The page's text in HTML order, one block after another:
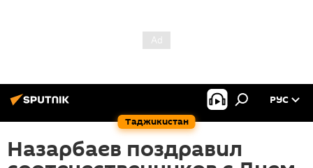
Таджикистан
РУС
Назарбаев поздравил